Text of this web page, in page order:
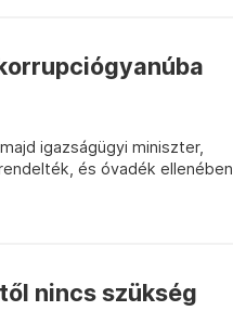
igazságügyi miniszter,
és óvadék ellenében
nincs szükség